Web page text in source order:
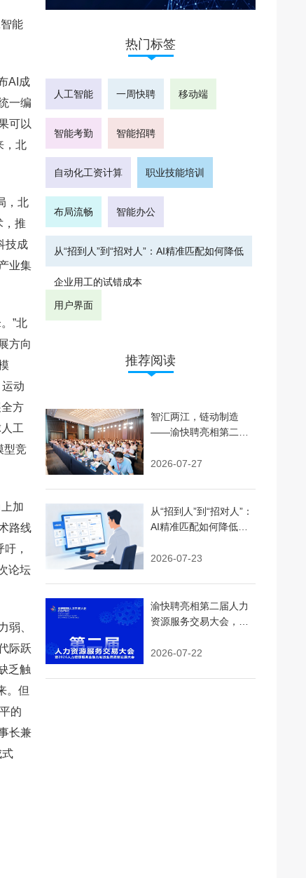
能
AI成
一编
可以
，北
，北
，推
技成
业集
”北
方向
动
方
工
型竞
加
路线
，
论坛
弱、
际跃
乏触
。但
的
长兼
式
热门标签
人工智能 一周快聘 移动端
智能考勤 智能招聘
自动化工资计算 职业技能培训
布局流畅 智能办公
从“招到人”到“招对人”：AI精准匹配如何降低
企业用工的试错成本
用户界面
推荐阅读
智汇两江，链动制造
——渝快聘亮相第二届
并完成战略签约
2026-07-27
从“招到人”到“招对人”：
AI精准匹配如何降低企
2026-07-23
渝快聘亮相第二届人力
资源服务交易大会，AI
行业新浪潮
2026-07-22